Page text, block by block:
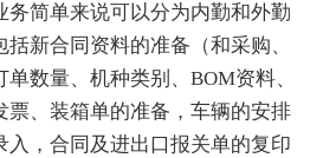
务简单来说可以分为内勤和外勤
新合同资料的准备（和采购、
数量、机种类别、BOM资料、
票、装箱单的准备，车辆的安排
入，合同及进出口报关单的复印